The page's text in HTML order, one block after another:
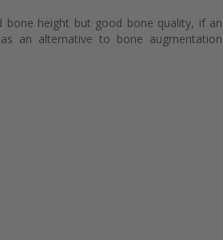
bone height but good bone quality, if an
an alternative to bone augmentation